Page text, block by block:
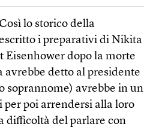
lo storico della
i preparativi di Nikita
Eisenhower dopo la morte
detto al presidente
soprannome) avrebbe in un
poi arrendersi alla loro
difficoltà del parlare con